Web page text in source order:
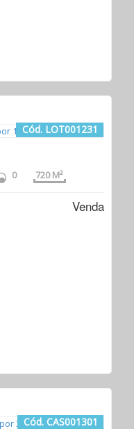
Cód. LOT001231
0 720 M²
Venda
Cód. CAS001301